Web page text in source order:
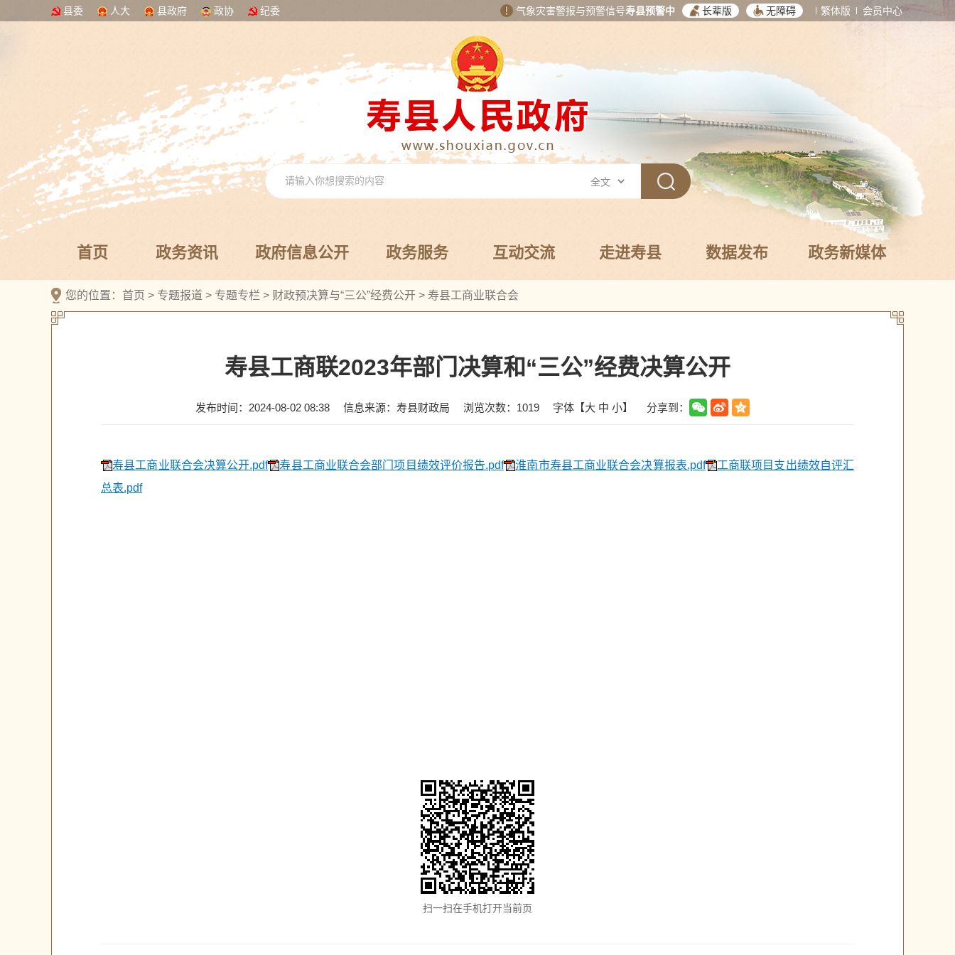
县委 人大 县政府 政协 纪委 气象灾害警报与预警信号寿县预警中 长辈版 无障碍 繁体版 会员中心
首页 政务资讯 政府信息公开 政务服务 互动交流 走进寿县 数据发布 政务新媒体
您的位置： 首页 > 专题报道 > 专题专栏 > 财政预决算与“三公”经费公开 > 寿县工商业联合会
寿县工商联2023年部门决算和“三公”经费决算公开
发布时间：2024-08-02 08:38 信息来源：寿县财政局 浏览次数： 1019 字体【大 中 小】 分享到：
寿县工商业联合会决算公开.pdf 寿县工商业联合会部门项目绩效评价报告.pdf 淮南市寿县工商业联合会决算报表.pdf
工商联项目支出绩效自评汇
总表.pdf
扫一扫在手机打开当前页